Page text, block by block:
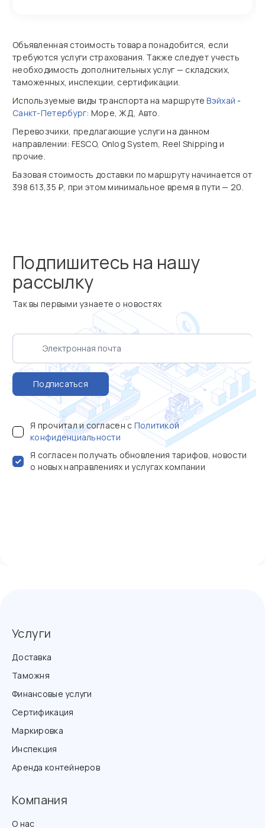
Объявленная стоимость товара понадобится, если
требуются услуги страхования. Также следует учесть
необходимость дополнительных услуг — складских,
таможенных, инспекции, сертификации.
Используемые виды транспорта на маршрутеВэйхай -
Санкт-Петербург: Море, ЖД, Авто.
Перевозчики, предлагающие услуги на данном
направлении: FESCO, Onlog System, Reel Shipping и
прочие.
Базовая стоимость доставки по маршруту начинается от
398 613,35 ₽, при этом минимальное время в пути — 20.
Подпишитесь на нашу
рассылку
Так вы первыми узнаете о новостях
Подписаться
Я прочитал и согласен с Политикой
конфиденциальности
Я согласен получать обновления тарифов, новости
о новых направлениях и услугах компании
Услуги
Доставка
Таможня
Финансовые услуги
Сертификация
Маркировка
Инспекция
Аренда контейнеров
Компания
О нас